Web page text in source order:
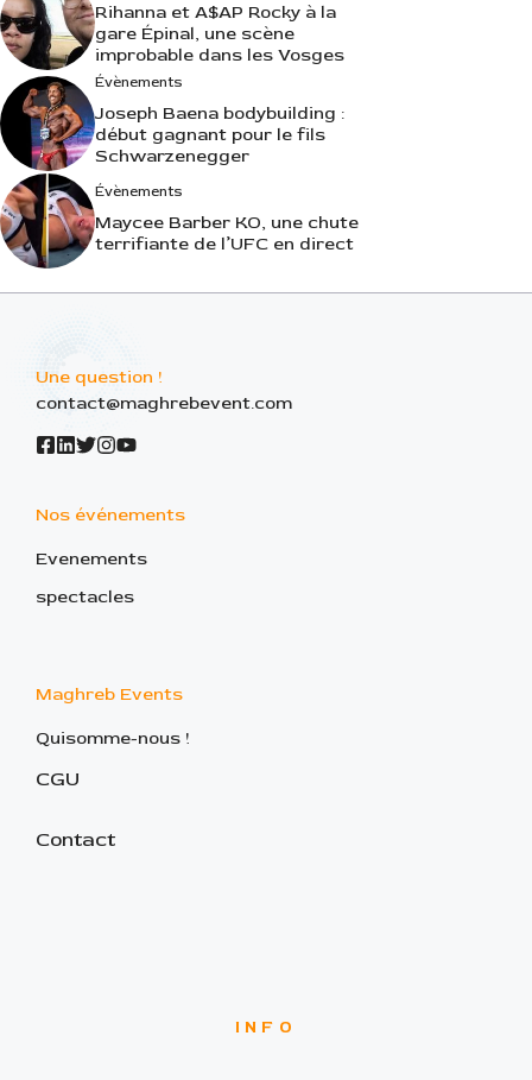
Rihanna et A$AP Rocky à la
gare Épinal, une scène
improbable dans les Vosges
Évènements
Joseph Baena bodybuilding :
début gagnant pour le fils
Schwarzenegger
Évènements
Maycee Barber KO, une chute
terrifiante de l’UFC en direct
Une question !
contact@maghrebevent.com
Nos événements
Evenements
spectacles
Maghreb Events
Quisomme-nous !
CGU
Contact
INFO